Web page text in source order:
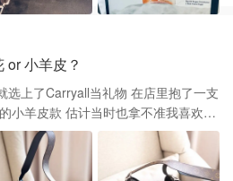
or 小羊皮？
选上了Carryall当礼物 在店里抱了一支
小羊皮款 估计当时也拿不准我喜欢哪
会发一波两组的实物图 🌼 老花
是浅色的内胆，米色的肩带也很出挑